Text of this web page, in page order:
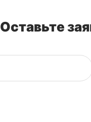
Оставьте